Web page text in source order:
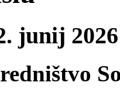
junij